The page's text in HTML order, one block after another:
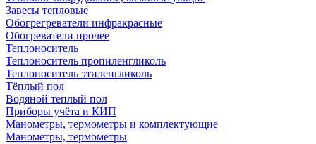
Завесы тепловые
Обогрегреватели инфракрасные
Обогреватели прочее
Теплоноситель
Теплоноситель пропиленгликоль
Теплоноситель этиленгликоль
Тёплый пол
Водяной теплый пол
Приборы учёта и КИП
Манометры, термометры и комплектующие
Манометры, термометры